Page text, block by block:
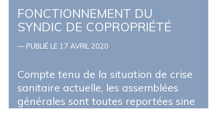
FONCTIONNEMENT DU
SYNDIC DE COPROPRIÉTÉ
— PUBLIÉ LE 17 AVRIL 2020
Compte tenu de la situation de crise
sanitaire actuelle, les assemblées
générales sont toutes reportées sine